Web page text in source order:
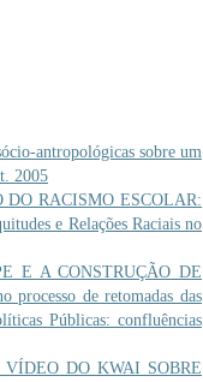
antropológicas sobre um
2005
RACISMO ESCOLAR:
e Relações Raciais no
E A CONSTRUÇÃO DE
de retomadas das
Públicas: confluências
DO KWAI SOBRE